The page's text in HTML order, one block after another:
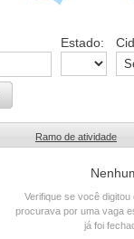
Estado:
Ramo de atividade
Verifique se você
procurava por uma vaga
já foi